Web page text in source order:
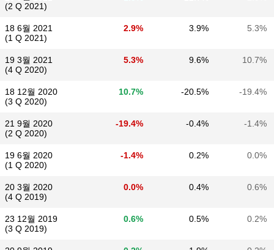
(2 Q 2021)
18 6월 2021
(1 Q 2021)
2.9% 3.9% 5.3%
19 3월 2021
(4 Q 2020)
5.3% 9.6% 10.7%
18 12월 2020
(3 Q 2020)
10.7% -20.5% -19.4%
21 9월 2020
(2 Q 2020)
-19.4% -0.4% -1.4%
19 6월 2020
(1 Q 2020)
-1.4% 0.2% 0.0%
20 3월 2020
(4 Q 2019)
0.0% 0.4% 0.6%
23 12월 2019
(3 Q 2019)
0.6% 0.5% 0.2%